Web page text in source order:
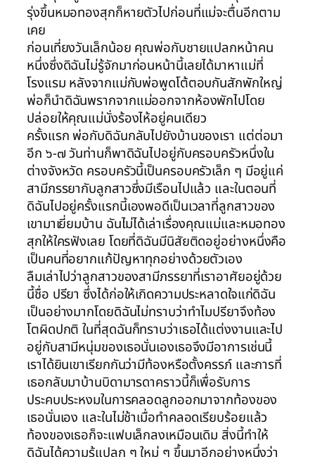
รุ่งขึ้นหมอทองสุกก็หายตัวไปก่อนที่แม่จะตื่นอีกตาม
เคย
ก่อนเที่ยงวันเล็กน้อย คุณพ่อกับชายแปลกหน้าคน
หนึ่งซึ่งดิฉันไม่รู้จักมาก่อนหน้านี้เลยได้มาหาแม่ที่
โรงแรม หลังจากแม่กับพ่อพูดโต้ตอบกันสักพักใหญ่
พ่อก็นำดิฉันพรากจากแม่ออกจากห้องพักไปโดย
ปล่อยให้คุณแม่นั่งร้องไห้อยู่คนเดียว
ครั้งแรก พ่อกับดิฉันกลับไปยังบ้านของเรา แต่ต่อมา
อีก ๖-๗ วันท่านก็พาดิฉันไปอยู่กับครอบครัวหนึ่งใน
ต่างจังหวัด ครอบครัวนี้เป็นครอบครัวเล็ก ๆ มีอยู่แค่
สามีภรรยากับลูกสาวซึ่งมีเรือนไปแล้ว และในตอนที่
ดิฉันไปอยู่ครั้งแรกนี้เองพอดีเป็นเวลาที่ลูกสาวของ
เขามาเยี่ยมบ้าน ฉันไม่ได้เล่าเรื่องคุณแม่และหมอทอง
สุกให้ใครฟังเลย โดยที่ดิฉันมีนิสัยติดอยู่อย่างหนึ่งคือ
เป็นคนที่อยากแก้ปัญหาทุกอย่างด้วยตัวเอง
ลืมเล่าไปว่าลูกสาวของสามีภรรยาที่เราอาศัยอยู่ด้วย
นี้ชื่อ ปรียา ซึ่งได้ก่อให้เกิดความประหลาดใจแก่ดิฉัน
เป็นอย่างมากโดยดิฉันไม่ทราบว่าทำไมปรียาจึงท้อง
โตผิดปกติ ในที่สุดฉันก็ทราบว่าเธอได้แต่งงานและไป
อยู่กับสามีหนุ่มของเธอนั่นเองเธอจึงมีอาการเช่นนี้
เราได้ยินเขาเรียกกันว่ามีท้องหรือตั้งครรภ์ และการที่
เธอกลับมาบ้านบิดามารดาคราวนี้ก็เพื่อรับการ
ประคบประหงมในการคลอดลูกออกมาจากท้องของ
เธอนั่นเอง และในไม่ช้าเมื่อทำคลอดเรียบร้อยแล้ว
ท้องของเธอก็จะแฟบเล็กลงเหมือนเดิม สิ่งนี้ทำให้
ดิฉันได้ความรู้แปลก ๆ ใหม่ ๆ ขึ้นมาอีกอย่างหนึ่งว่า